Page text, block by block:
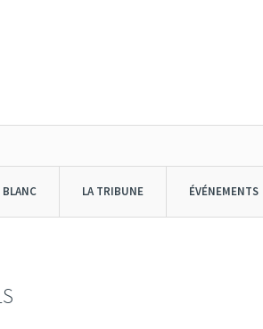
BLANC LA TRIBUNE ÉVÉNEMENTS